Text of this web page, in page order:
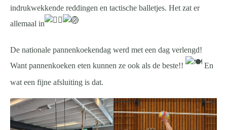
indrukwekkende reddingen en tactische balletjes. Het zat er
allemaal in
De nationale pannenkoekendag werd met een dag verlengd!
Want pannenkoeken eten kunnen ze ook als de beste!!
En
wat een fijne afsluiting is dat.